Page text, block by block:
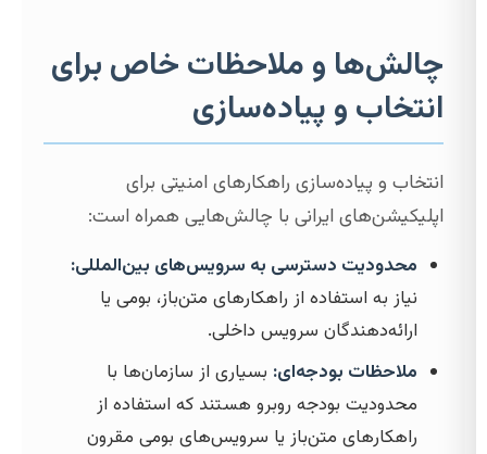
چالش‌ها و ملاحظات خاص برای
انتخاب و پیاده‌سازی
انتخاب و پیاده‌سازی راهکارهای امنیتی برای
اپلیکیشن‌های ایرانی با چالش‌هایی همراه است:
محدودیت دسترسی به سرویس‌های بین‌المللی:
نیاز به استفاده از راهکارهای متن‌باز، بومی یا
ارائه‌دهندگان سرویس داخلی.
ملاحظات بودجه‌ای: بسیاری از سازمان‌ها با
محدودیت بودجه روبرو هستند که استفاده از
راهکارهای متن‌باز یا سرویس‌های بومی مقرون